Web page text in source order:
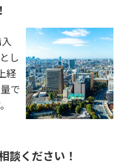
し
経
で
談ください！